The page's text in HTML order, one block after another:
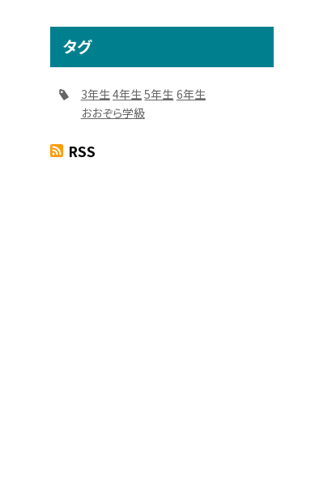
タグ
3年生 4年生 5年生 6年生
おおぞら学級
RSS